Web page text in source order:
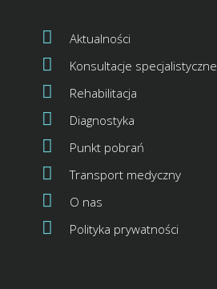
Aktualności
Konsultacje specjalistyczne
Rehabilitacja
Diagnostyka
Punkt pobrań
Transport medyczny
O nas
Polityka prywatności